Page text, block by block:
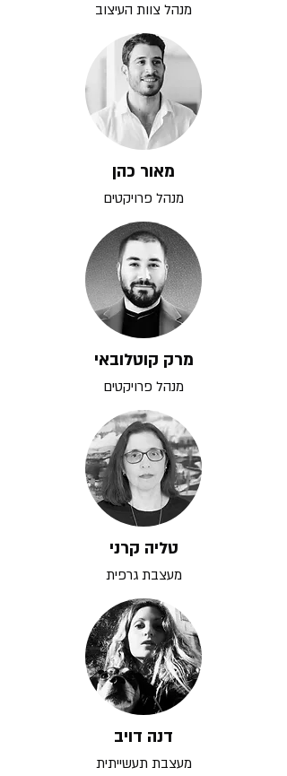
מנהל צוות העיצוב
מאור כהן
מנהל פרויקטים
מרק קוטלובאי
מנהל פרויקטים
טליה קרני
מעצבת גרפית
דנה דויב
מעצבת תעשייתית